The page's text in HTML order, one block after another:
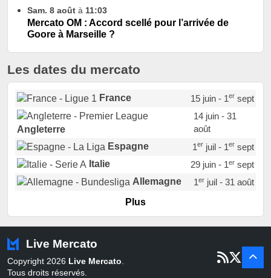
Sam. 8 août à 11:03
Mercato OM : Accord scellé pour l’arrivée de
Goore à Marseille ?
Les dates du mercato
France 15 juin - 1ersept
Angleterre
14 juin - 31
août
Espagne
1erjuil - 1ersept
Italie
29 juin - 1ersept
Allemagne
1erjuil - 31 août
Portugal
Pays-Bas
22 juin - 2 sept
Belgique
juil - 31
Plus
Live Mercato
Copyright 2026 Live Mercato
Tous droits réservés.